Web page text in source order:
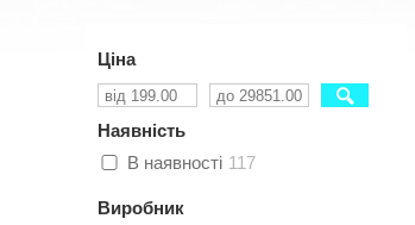
Ціна
Наявність
В наявності 117
Виробник